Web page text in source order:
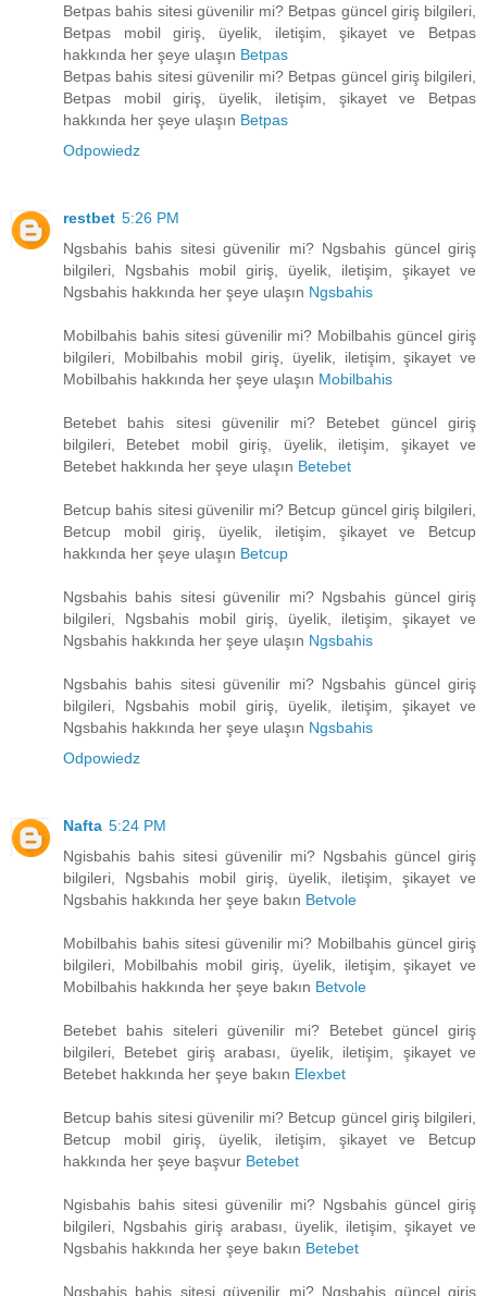
Betpas bahis sitesi güvenilir mi? Betpas güncel giriş bilgileri,
Betpas mobil giriş, üyelik, iletişim, şikayet ve Betpas
hakkında her şeye ulaşın Betpas
Betpas bahis sitesi güvenilir mi? Betpas güncel giriş bilgileri,
Betpas mobil giriş, üyelik, iletişim, şikayet ve Betpas
hakkında her şeye ulaşın Betpas
Odpowiedz
restbet 5:26 PM
Ngsbahis bahis sitesi güvenilir mi? Ngsbahis güncel giriş
bilgileri, Ngsbahis mobil giriş, üyelik, iletişim, şikayet ve
Ngsbahis hakkında her şeye ulaşın Ngsbahis
Mobilbahis bahis sitesi güvenilir mi? Mobilbahis güncel giriş
bilgileri, Mobilbahis mobil giriş, üyelik, iletişim, şikayet ve
Mobilbahis hakkında her şeye ulaşın Mobilbahis
Betebet bahis sitesi güvenilir mi? Betebet güncel giriş
bilgileri, Betebet mobil giriş, üyelik, iletişim, şikayet ve
Betebet hakkında her şeye ulaşın Betebet
Betcup bahis sitesi güvenilir mi? Betcup güncel giriş bilgileri,
Betcup mobil giriş, üyelik, iletişim, şikayet ve Betcup
hakkında her şeye ulaşın Betcup
Ngsbahis bahis sitesi güvenilir mi? Ngsbahis güncel giriş
bilgileri, Ngsbahis mobil giriş, üyelik, iletişim, şikayet ve
Ngsbahis hakkında her şeye ulaşın Ngsbahis
Ngsbahis bahis sitesi güvenilir mi? Ngsbahis güncel giriş
bilgileri, Ngsbahis mobil giriş, üyelik, iletişim, şikayet ve
Ngsbahis hakkında her şeye ulaşın Ngsbahis
Odpowiedz
Nafta 5:24 PM
Ngisbahis bahis sitesi güvenilir mi? Ngsbahis güncel giriş
bilgileri, Ngsbahis mobil giriş, üyelik, iletişim, şikayet ve
Ngsbahis hakkında her şeye bakın Betvole
Mobilbahis bahis sitesi güvenilir mi? Mobilbahis güncel giriş
bilgileri, Mobilbahis mobil giriş, üyelik, iletişim, şikayet ve
Mobilbahis hakkında her şeye bakın Betvole
Betebet bahis siteleri güvenilir mi? Betebet güncel giriş
bilgileri, Betebet giriş arabası, üyelik, iletişim, şikayet ve
Betebet hakkında her şeye bakın Elexbet
Betcup bahis sitesi güvenilir mi? Betcup güncel giriş bilgileri,
Betcup mobil giriş, üyelik, iletişim, şikayet ve Betcup
hakkında her şeye başvur Betebet
Ngisbahis bahis sitesi güvenilir mi? Ngsbahis güncel giriş
bilgileri, Ngsbahis giriş arabası, üyelik, iletişim, şikayet ve
Ngsbahis hakkında her şeye bakın Betebet
Ngsbahis bahis sitesi güvenilir mi? Ngsbahis güncel giriş